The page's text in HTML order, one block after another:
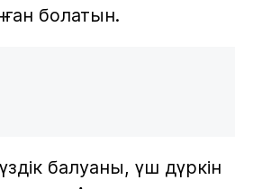
болатын.
балуаны, үш дүркін